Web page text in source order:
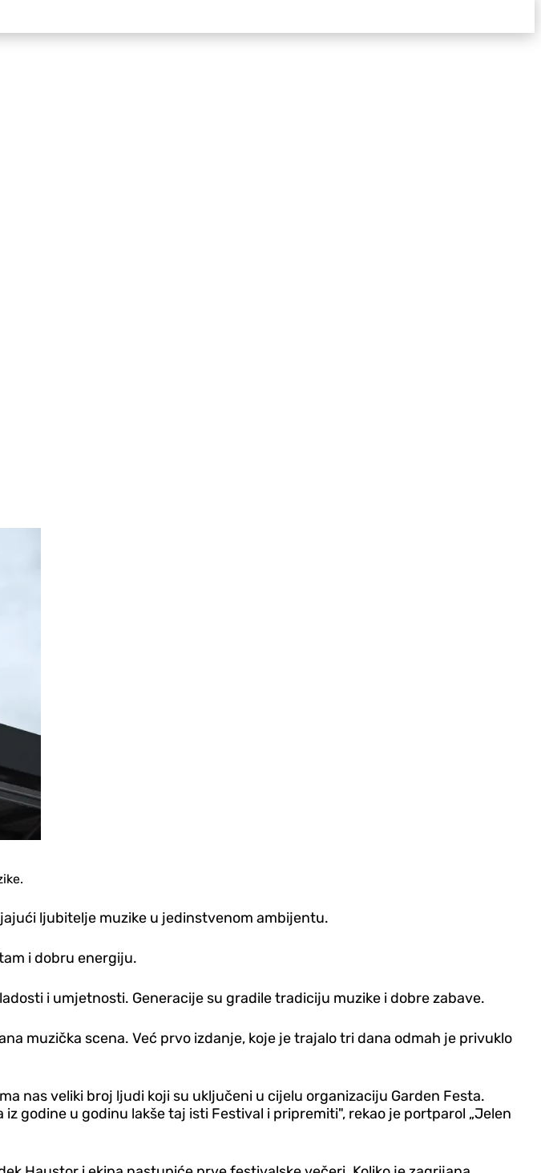
ljubitelje muzike u jedinstvenom ambijentu.
i dobru energiju.
i umjetnosti. Generacije su gradile tradiciju muzike i dobre zabave.
muzička scena. Već prvo izdanje, koje je trajalo tri dana odmah je privuklo
nas veliki broj ljudi koji su uključeni u cijelu organizaciju Garden Festa.
godine u godinu lakše taj isti Festival i pripremiti", rekao je portparol „Jelen